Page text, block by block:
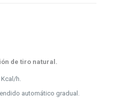
de tiro natural.
h.
automático gradual.